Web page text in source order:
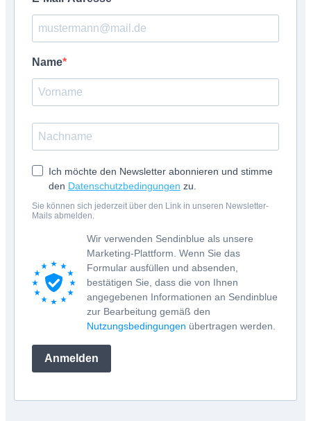
Name
Ich möchte den Newsletter abonnieren und stimme
den Datenschutzbedingungen zu.
Sie können sich jederzeit über den Link in unseren Newsletter-
Mails abmelden.
Wir verwenden Sendinblue als unsere
Marketing-Plattform. Wenn Sie das
Formular ausfüllen und absenden,
bestätigen Sie, dass die von Ihnen
angegebenen Informationen an Sendinblue
zur Bearbeitung gemäß den
Nutzungsbedingungen übertragen werden.
Anmelden